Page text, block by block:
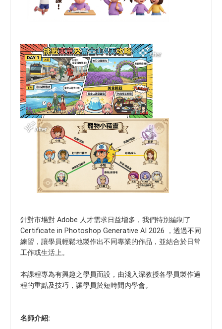
針對市場對 Adobe 人才需求日益增多，我們特別編制了
Certificate in Photoshop Generative AI 2026 ，透過不同
練習，讓學員輕鬆地製作出不同專業的作品，並結合於日常
工作或生活上。
本課程專為有興趣之學員而設，由淺入深教授各學員製作過
程的重點及技巧，讓學員於短時間內學會。
名師介紹: